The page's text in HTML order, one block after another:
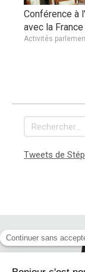
Conférence à
avec la France
Activités
Rechercher
Tweets de